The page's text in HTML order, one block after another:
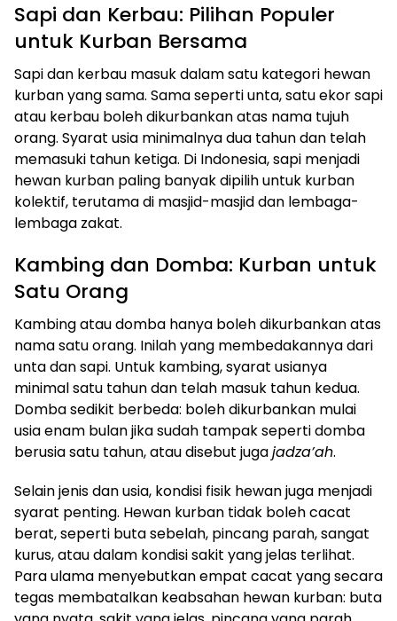
Sapi dan Kerbau: Pilihan Populer
untuk Kurban Bersama
Sapi dan kerbau masuk dalam satu kategori hewan
kurban yang sama. Sama seperti unta, satu ekor sapi
atau kerbau boleh dikurbankan atas nama tujuh
orang. Syarat usia minimalnya dua tahun dan telah
memasuki tahun ketiga. Di Indonesia, sapi menjadi
hewan kurban paling banyak dipilih untuk kurban
kolektif, terutama di masjid-masjid dan lembaga-
lembaga zakat.
Kambing dan Domba: Kurban untuk
Satu Orang
Kambing atau domba hanya boleh dikurbankan atas
nama satu orang. Inilah yang membedakannya dari
unta dan sapi. Untuk kambing, syarat usianya
minimal satu tahun dan telah masuk tahun kedua.
Domba sedikit berbeda: boleh dikurbankan mulai
usia enam bulan jika sudah tampak seperti domba
berusia satu tahun, atau disebut jugajadza’ah.
Selain jenis dan usia, kondisi fisik hewan juga menjadi
syarat penting. Hewan kurban tidak boleh cacat
berat, seperti buta sebelah, pincang parah, sangat
kurus, atau dalam kondisi sakit yang jelas terlihat.
Para ulama menyebutkan empat cacat yang secara
tegas membatalkan keabsahan hewan kurban: buta